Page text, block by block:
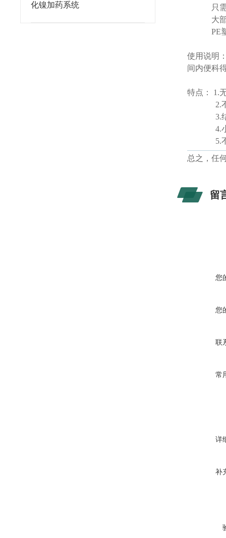
化镍加药系统
只
大
PE
使用说明
间内便科
特点： 1.
2.
3.
4.
5.
总之，任
留
您
您
联
常
详
补